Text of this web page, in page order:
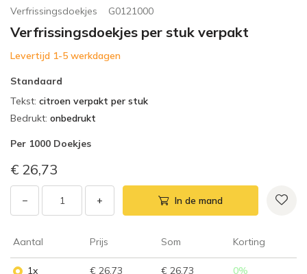
Verfrissingsdoekjes G0121000
Verfrissingsdoekjes per stuk verpakt
Levertijd 1-5 werkdagen
Standaard
Tekst: citroen verpakt per stuk
Bedrukt: onbedrukt
Per 1000 Doekjes
€ 26,73
− + In de mand
Aantal Prijs Som Korting
1x € 26,73 € 26,73 0%